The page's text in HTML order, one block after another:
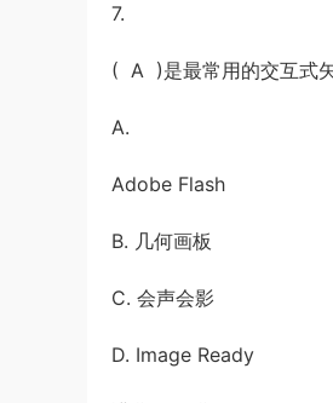
7.
( A )是最常用的交互式
A.
Adobe Flash
B. 几何画板
C. 会声会影
D. Image Ready